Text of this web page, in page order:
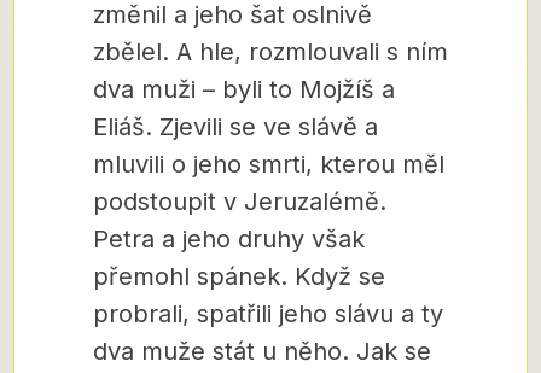
změnil a jeho šat oslnivě
zbělel. A hle, rozmlouvali s ním
dva muži – byli to Mojžíš a
Eliáš. Zjevili se ve slávě a
mluvili o jeho smrti, kterou měl
podstoupit v Jeruzalémě.
Petra a jeho druhy však
přemohl spánek. Když se
probrali, spatřili jeho slávu a ty
dva muže stát u něho. Jak se